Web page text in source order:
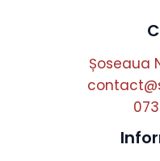
Șoseaua